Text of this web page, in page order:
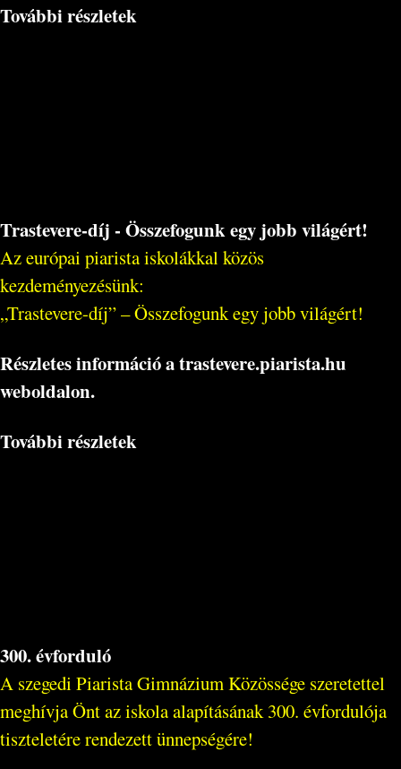
További részletek
Trastevere-díj - Összefogunk egy jobb világért!
Az európai piarista iskolákkal közös
kezdeményezésünk:
„Trastevere-díj” – Összefogunk egy jobb világért!
Részletes információ a trastevere.piarista.hu
weboldalon.
További részletek
300. évforduló
A szegedi Piarista Gimnázium Közössége szeretettel
meghívja Önt az iskola alapításának 300. évfordulója
tiszteletére rendezett ünnepségére!